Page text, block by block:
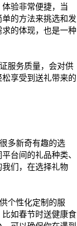
验非常便捷，当
的方法来挑选和发
的体现，也是一种
服务质量，会对供
享受到送礼带来的
多新奇有趣的选
台间的礼品种类、
们，在选择礼物
个性化定制的服
如春节时送健康食